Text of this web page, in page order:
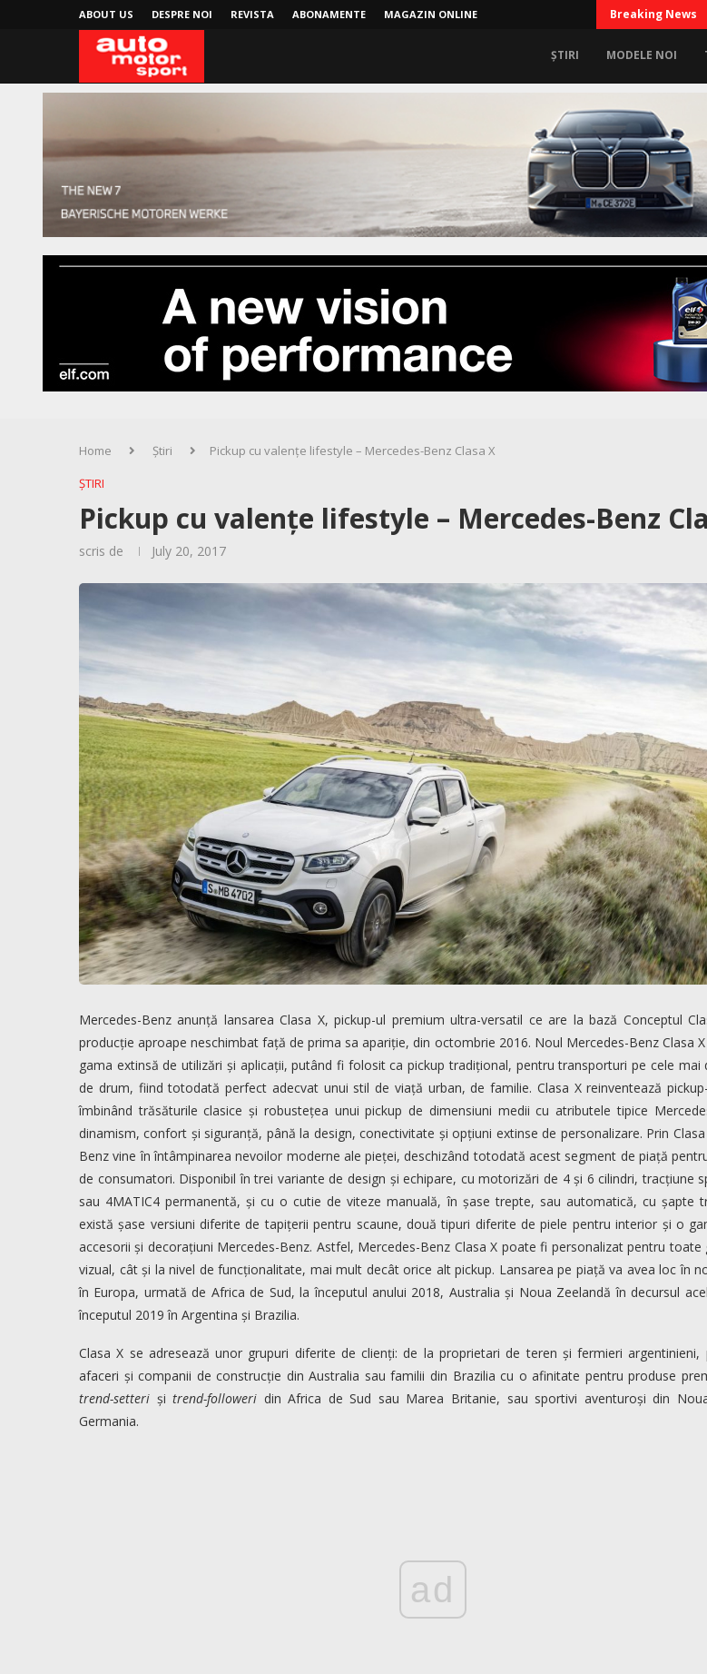
ABOUT US DESPRE NOI REVISTA ABONAMENTE MAGAZIN ONLINE Breaking News
ȘTIRI MODELE NOI
Home Știri
Pickup cu valențe lifestyle – Mercedes-Benz Clasa X
ȘTIRI
Pickup cu valențe lifestyle – Mercedes-Benz
scris de July 20, 2017
Mercedes-Benz anunță lansarea Clasa X, pickup-ul premium ultra-versatil ce are la bază Conceptul
producție aproape neschimbat față de prima sa apariție, din octombrie 2016. Noul Mercedes-Benz Clasa
gama extinsă de utilizări și aplicații, putând fi folosit ca pickup tradițional, pentru transporturi pe cele mai
de drum, fiind totodată perfect adecvat unui stil de viață urban, de familie. Clasa X reinventează
îmbinând trăsăturile clasice și robustețea unui pickup de dimensiuni medii cu atributele tipice
dinamism, confort și siguranță, până la design, conectivitate și opțiuni extinse de personalizare. Prin
Benz vine în întâmpinarea nevoilor moderne ale pieței, deschizând totodată acest segment de piață
de consumatori. Disponibil în trei variante de design și echipare, cu motorizări de 4 și 6 cilindri, tracțiune
sau 4MATIC4 permanentă, și cu o cutie de viteze manuală, în șase trepte, sau automatică, cu șapte
există șase versiuni diferite de tapițerii pentru scaune, două tipuri diferite de piele pentru interior și o
accesorii și decorațiuni Mercedes-Benz. Astfel, Mercedes-Benz Clasa X poate fi personalizat pentru
vizual, cât și la nivel de funcționalitate, mai mult decât orice alt pickup. Lansarea pe piață va avea loc în
în Europa, urmată de Africa de Sud, la începutul anului 2018, Australia și Noua Zeelandă în decursul
începutul 2019 în Argentina și Brazilia.
Clasa X se adresează unor grupuri diferite de clienți: de la proprietari de teren și fermieri argentinieni,
afaceri și companii de construcție din Australia sau familii din Brazilia cu o afinitate pentru produse
trend-setteri șitrend-followeri din Africa de Sud sau Marea Britanie, sau sportivi aventuroși din
Germania.
ad